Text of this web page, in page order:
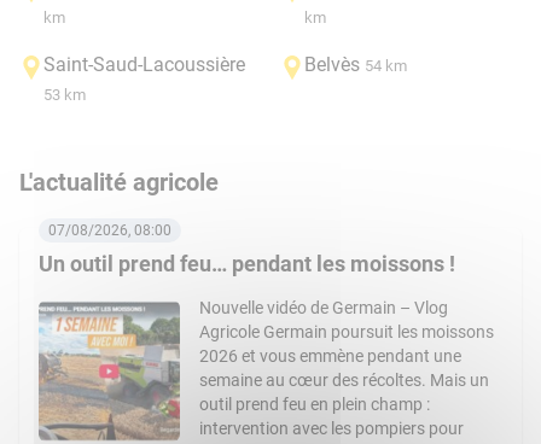
km
km
Saint-Saud-Lacoussière
53 km
Belvès 54 km
L'actualité agricole
Un outil prend feu… pendant les moissons !
07/08/2026, 08:00
Nouvelle vidéo de Germain – Vlog
Agricole Germain poursuit les moissons
2026 et vous emmène pendant une
semaine au cœur des récoltes. Mais un
outil prend feu en plein champ :
intervention avec les pompiers pour